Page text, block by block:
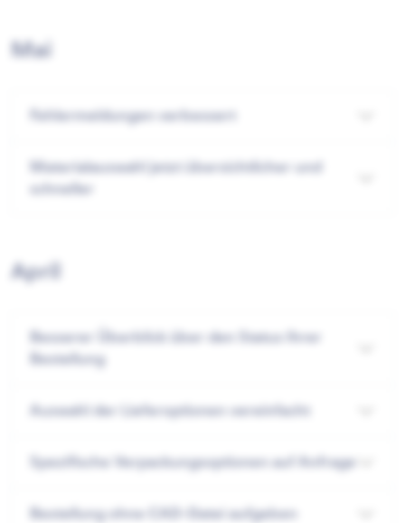
Mai
Fehlermeldungen verbessert
Materialauswahl jetzt übersichtlicher und
schneller
April
Besserer Überblick über den Status Ihrer
Bestellung
Auswahl der Lieferoptionen vereinfacht
Spezifische Verpackungsoptionen auf Anfrage
Bestellung ohne CAD-Datei aufgeben